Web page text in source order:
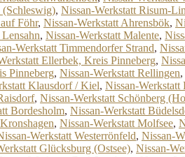
(Schleswig), Nissan-Werkstatt Risum-
Föhr, Nissan-Werkstatt Ahrensbök,
, Nissan-Werkstatt Malente,
Werkstatt Timmendorfer Strand,
Ellerbek, Kreis Pinneberg,
Pinneberg, Nissan-Werkstatt Rellingen,
Klausdorf / Kiel, Nissan-Werkstatt
, Nissan-Werkstatt Schönberg
Bordesholm, Nissan-Werkstatt
, Nissan-Werkstatt Molfsee,
Werkstatt Westerrönfeld, Nissan-
Glücksburg (Ostsee), Nissan-